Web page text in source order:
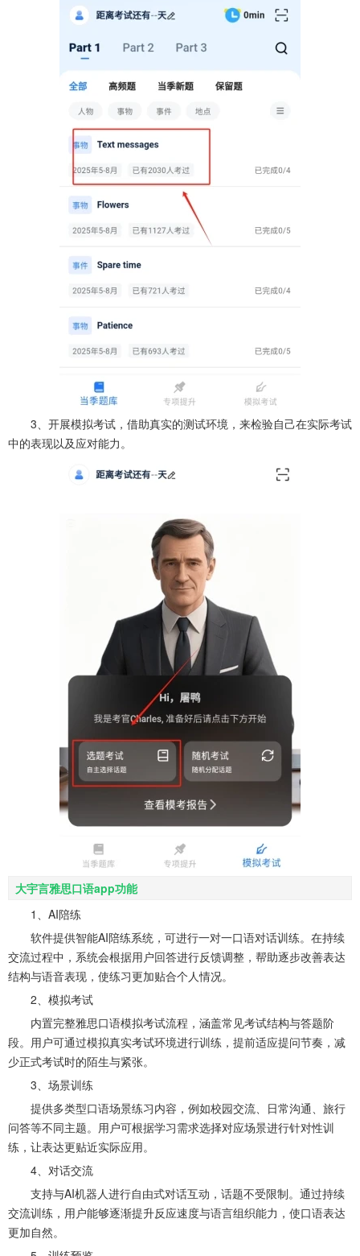
3、开展模拟考试，借助真实的测试环境，来检验自己在实际考试
中的表现以及应对能力。
大宇言雅思口语app功能
1、AI陪练
软件提供智能AI陪练系统，可进行一对一口语对话训练。在持续
交流过程中，系统会根据用户回答进行反馈调整，帮助逐步改善表达
结构与语音表现，使练习更加贴合个人情况。
2、模拟考试
内置完整雅思口语模拟考试流程，涵盖常见考试结构与答题阶
段。用户可通过模拟真实考试环境进行训练，提前适应提问节奏，减
少正式考试时的陌生与紧张。
3、场景训练
提供多类型口语场景练习内容，例如校园交流、日常沟通、旅行
问答等不同主题。用户可根据学习需求选择对应场景进行针对性训
练，让表达更贴近实际应用。
4、对话交流
支持与AI机器人进行自由式对话互动，话题不受限制。通过持续
交流训练，用户能够逐渐提升反应速度与语言组织能力，使口语表达
更加自然。